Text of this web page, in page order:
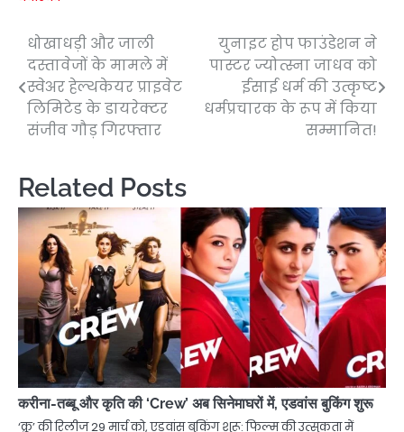
Post
navigation
धोखाधड़ी और जाली
दस्तावेजों के मामले में
स्वेअर हेल्थकेयर प्राइवेट
लिमिटेड के डायरेक्टर
संजीव गौड़ गिरफ्तार
युनाइट होप फाउंडेशन ने
पास्टर ज्योत्स्ना जाधव को
ईसाई धर्म की उत्कृष्ट
धर्मप्रचारक के रूप में किया
सम्मानित!
Related Posts
करीना-तब्बू और कृति की ‘Crew’ अब सिनेमाघरों में, एडवांस बुकिंग शुरू
‘क्रू’ की रिलीज 29 मार्च को, एडवांस बुकिंग शुरू: फिल्म की उत्सुकता में